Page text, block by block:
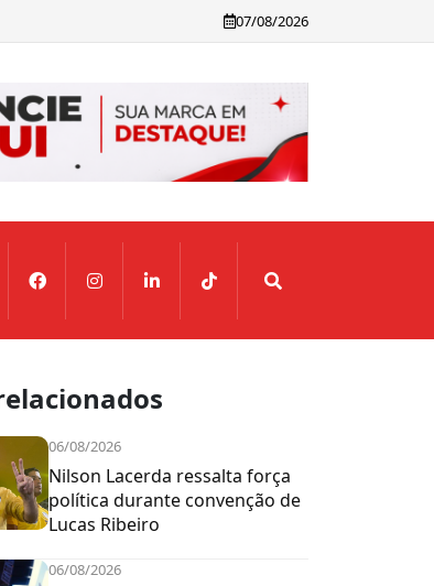
07/08/2026
06/08/2026
Nilson Lacerda ressalta força
política durante convenção de
Lucas Ribeiro
06/08/2026